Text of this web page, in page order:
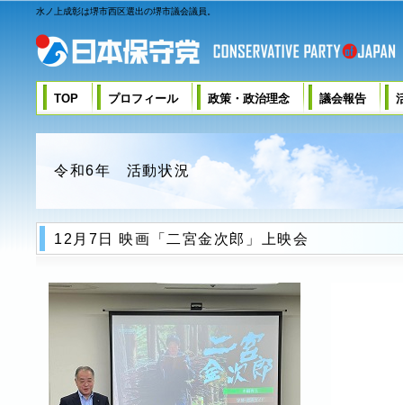
水ノ上成彰は堺市西区選出の堺市議会議員。
令和6年 活動状況
12月7日 映画「二宮金次郎」上映会
TOP プロフィール 政策・政治理念 議会報告